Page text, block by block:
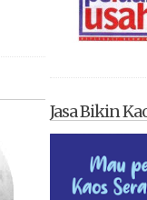
Jasa Bikin